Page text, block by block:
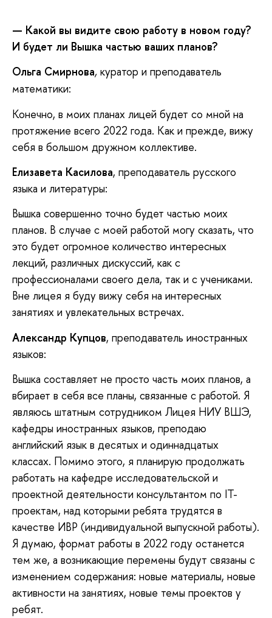
— Какой вы видите свою работу в новом году?
И будет ли Вышка частью ваших планов?
Ольга Смирнова, куратор и преподаватель
математики:
Конечно, в моих планах лицей будет со мной на
протяжение всего 2022 года. Как и прежде, вижу
себя в большом дружном коллективе.
Елизавета Касилова, преподаватель русского
языка и литературы:
Вышка совершенно точно будет частью моих
планов. В случае с моей работой могу сказать, что
это будет огромное количество интересных
лекций, различных дискуссий, как с
профессионалами своего дела, так и с учениками.
Вне лицея я буду вижу себя на интересных
занятиях и увлекательных встречах.
Александр Купцов, преподаватель иностранных
языков:
Вышка составляет не просто часть моих планов, а
вбирает в себя все планы, связанные с работой. Я
являюсь штатным сотрудником Лицея НИУ ВШЭ,
кафедры иностранных языков, преподаю
английский язык в десятых и одиннадцатых
классах. Помимо этого, я планирую продолжать
работать на кафедре исследовательской и
проектной деятельности консультантом по IT-
проектам, над которыми ребята трудятся в
качестве ИВР (индивидуальной выпускной работы).
Я думаю, формат работы в 2022 году останется
тем же, а возникающие перемены будут связаны с
изменением содержания: новые материалы, новые
активности на занятиях, новые темы проектов у
ребят.